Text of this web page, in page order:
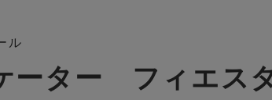
ル
ーター フィエ